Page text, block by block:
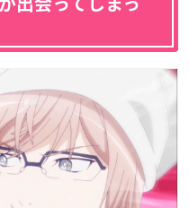
出会ってしまっ